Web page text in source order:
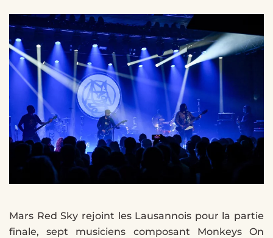
Mars Red Sky rejoint les Lausannois pour la partie
finale, sept musiciens composant Monkeys On